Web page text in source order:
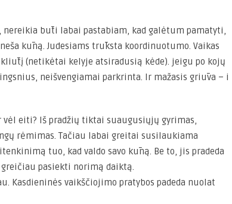
nereikia būti labai pastabiam, kad galėtum pamatyti,
kūną. Judesiams trūksta koordinuotumo. Vaikas
(netikėtai kelyje atsiradusią kėde). jeigu po kojų
neišvengiamai parkrinta. Ir mažasis griūva – i
eiti? Iš pradžių tiktai suaugusiųjų gyrimas,
rėmimas. Tačiau labai greitai susilaukiama
tuo, kad valdo savo kūną. Be to, jis pradeda
pasiekti norimą daiktą.
Kasdieninės vaikščiojimo pratybos padeda nuolat